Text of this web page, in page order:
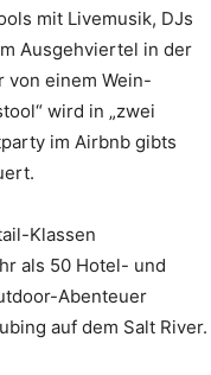
mit Livemusik, DJs
Ausgehviertel in der
von einem Wein-
wird in „zwei
im Airbnb gibts
Klassen
als 50 Hotel- und
Abenteuer
auf dem Salt River.